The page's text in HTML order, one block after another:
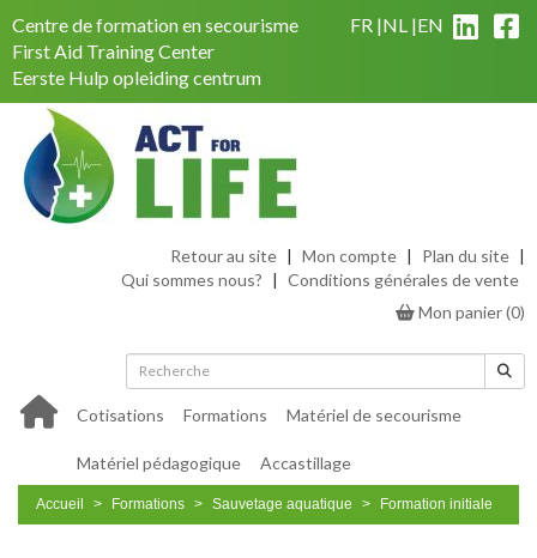
Centre de formation en secourisme
First Aid Training Center
Eerste Hulp opleiding centrum
FR NL EN
Retour au site | Mon compte | Plan du site |
Qui sommes nous? | Conditions générales de vente
Mon panier(0)
Cotisations Formations Matériel de secourisme
Matériel pédagogique Accastillage
Accueil Formations Sauvetage aquatique Formation initiale